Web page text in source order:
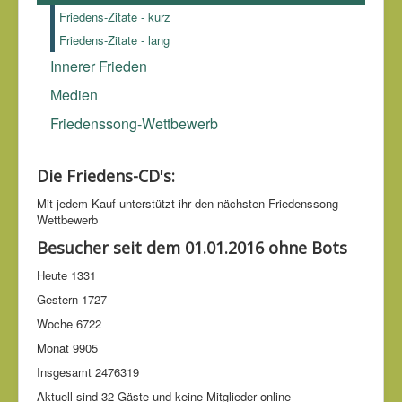
Demokraten stärker als die Diktatoren und die Toleranten
stärker als die Fanatiker.
Friedens-Zitate - kurz
Friedens-Zitate - lang
Innerer Frieden
Medien
Friedenssong-Wettbewerb
Die Friedens-CD's:
Mit jedem Kauf unter­stützt ihr den nächsten Friedens­song-­
Wettbe­werb
Besucher seit dem 01.01.2016 ohne Bots
Heute 1331
Gestern 1727
Woche 6722
Monat 9905
Insgesamt 2476319
Aktuell sind 32 Gäste und keine Mitglieder online